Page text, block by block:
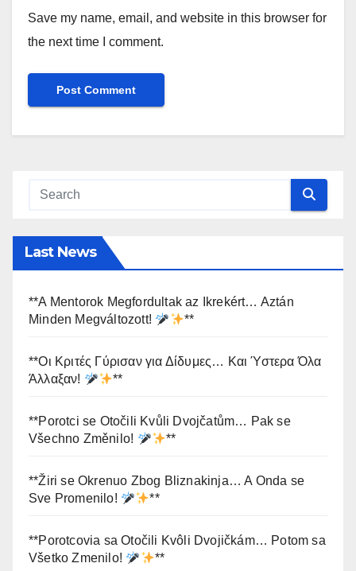
Save my name, email, and website in this browser for
the next time I comment.
Last News
**A Mentorok Megfordultak az Ikrekért… Aztán
Minden Megváltozott!
**
**Οι Κριτές Γύρισαν για Δίδυμες… Και Ύστερα Όλα
Άλλαξαν!
**
**Porotci se Otočili Kvůli Dvojčatům… Pak se
Všechno Změnilo!
**
**Žiri se Okrenuo Zbog Bliznakinja… A Onda se
Sve Promenilo!
**
**Porotcovia sa Otočili Kvôli Dvojičkám… Potom sa
Všetko Zmenilo!
**